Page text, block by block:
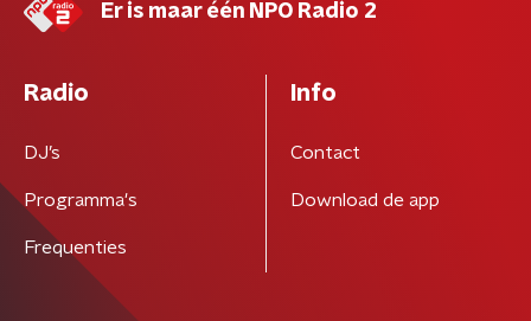
Er is maar één NPO Radio 2
Radio
DJ’s
Programma's
Frequenties
Info
Contact
Download de app